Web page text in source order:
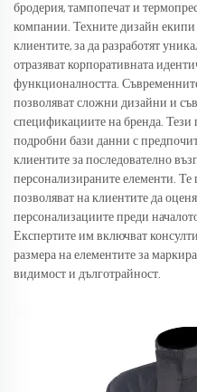
бродерия, тампопечат и
компании. Техните дизайн екипи
клиентите, за да разработят
отразяват корпоративната
функционалността.
позволяват сложни дизайни и
спецификациите на бренда.
подробни бази данни с
клиентите за последователно
персонализираните елементи. Те
позволяват на клиентите да
персонализациите преди
Експертите им включват
размера на елементите за
видимост и дълготрайност.